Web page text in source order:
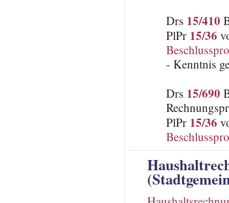
Drs 15/410
PlPr 15/36
- Kenntnis
Drs 15/690
PlPr 15/36